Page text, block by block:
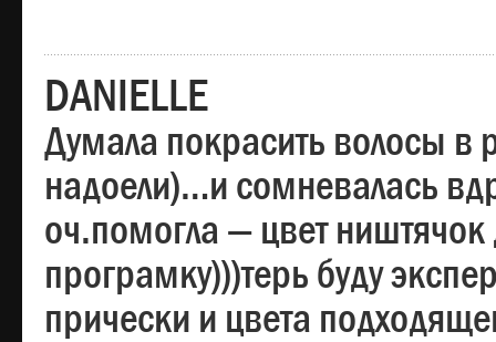
DANIELLE
Думала покрасить волосы
надоели)…и сомневалась
оч.помогла — цвет
програмку)))терь буду
прически и цвета